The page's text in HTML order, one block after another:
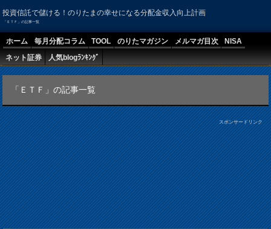
投資信託で儲ける！のりたまの幸せになる分配金収入向上計画
「ＥＴＦ」の記事一覧
ホーム 毎月分配コラム TOOL のりたマガジン メルマガ目次
NISA
ネット証券
人気blogﾗﾝｷﾝｸﾞ
「ＥＴＦ」の記事一覧
スポンサードリンク